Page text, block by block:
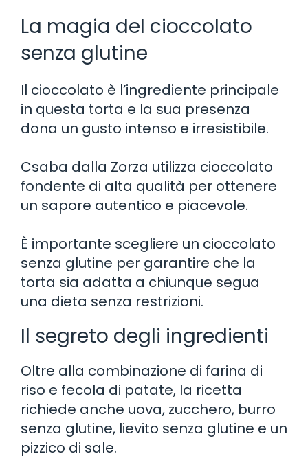
La magia del cioccolato
senza glutine
Il cioccolato è l’ingrediente principale
in questa torta e la sua presenza
dona un gusto intenso e irresistibile.
Csaba dalla Zorza utilizza cioccolato
fondente di alta qualità per ottenere
un sapore autentico e piacevole.
È importante scegliere un cioccolato
senza glutine per garantire che la
torta sia adatta a chiunque segua
una dieta senza restrizioni.
Il segreto degli ingredienti
Oltre alla combinazione di farina di
riso e fecola di patate, la ricetta
richiede anche uova, zucchero, burro
senza glutine, lievito senza glutine e un
pizzico di sale.